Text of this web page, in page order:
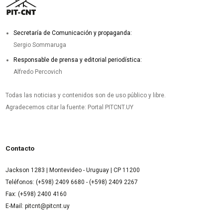
Secretaría de Comunicación y propaganda:
Sergio Sommaruga
Responsable de prensa y editorial periodística:
Alfredo Percovich
Todas las noticias y contenidos son de uso público y libre.
Agradecemos citar la fuente: Portal PITCNT.UY
Contacto
Jackson 1283 | Montevideo - Uruguay | CP 11200
Teléfonos: (+598) 2409 6680 - (+598) 2409 2267
Fax: (+598) 2400 4160
E-Mail: pitcnt@pitcnt.uy